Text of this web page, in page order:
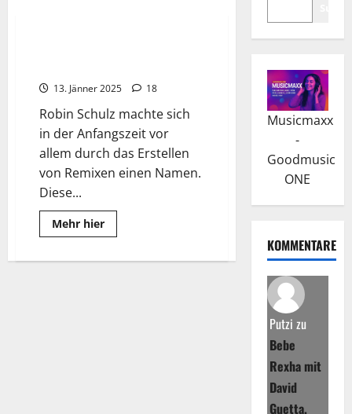
13. Jänner 2025 18
Robin Schulz machte sich
in der Anfangszeit vor
allem durch das Erstellen
von Remixen einen Namen.
Diese...
Mehr hierRead
more
Schulz:
Musicmaxx
-
Goodmusic
ONE
KOMMENTARE
Putzi zu
Bebe
Rexha mit
David
Guetta,